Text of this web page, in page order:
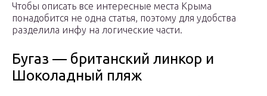
Чтобы описать все интересные места Крыма
понадобится не одна статья, поэтому для удобства
разделила инфу на логические части.
Бугаз — британский линкор и
Шоколадный пляж